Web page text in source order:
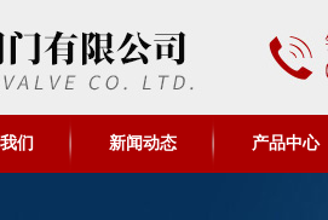
们 新闻动态 产品中心